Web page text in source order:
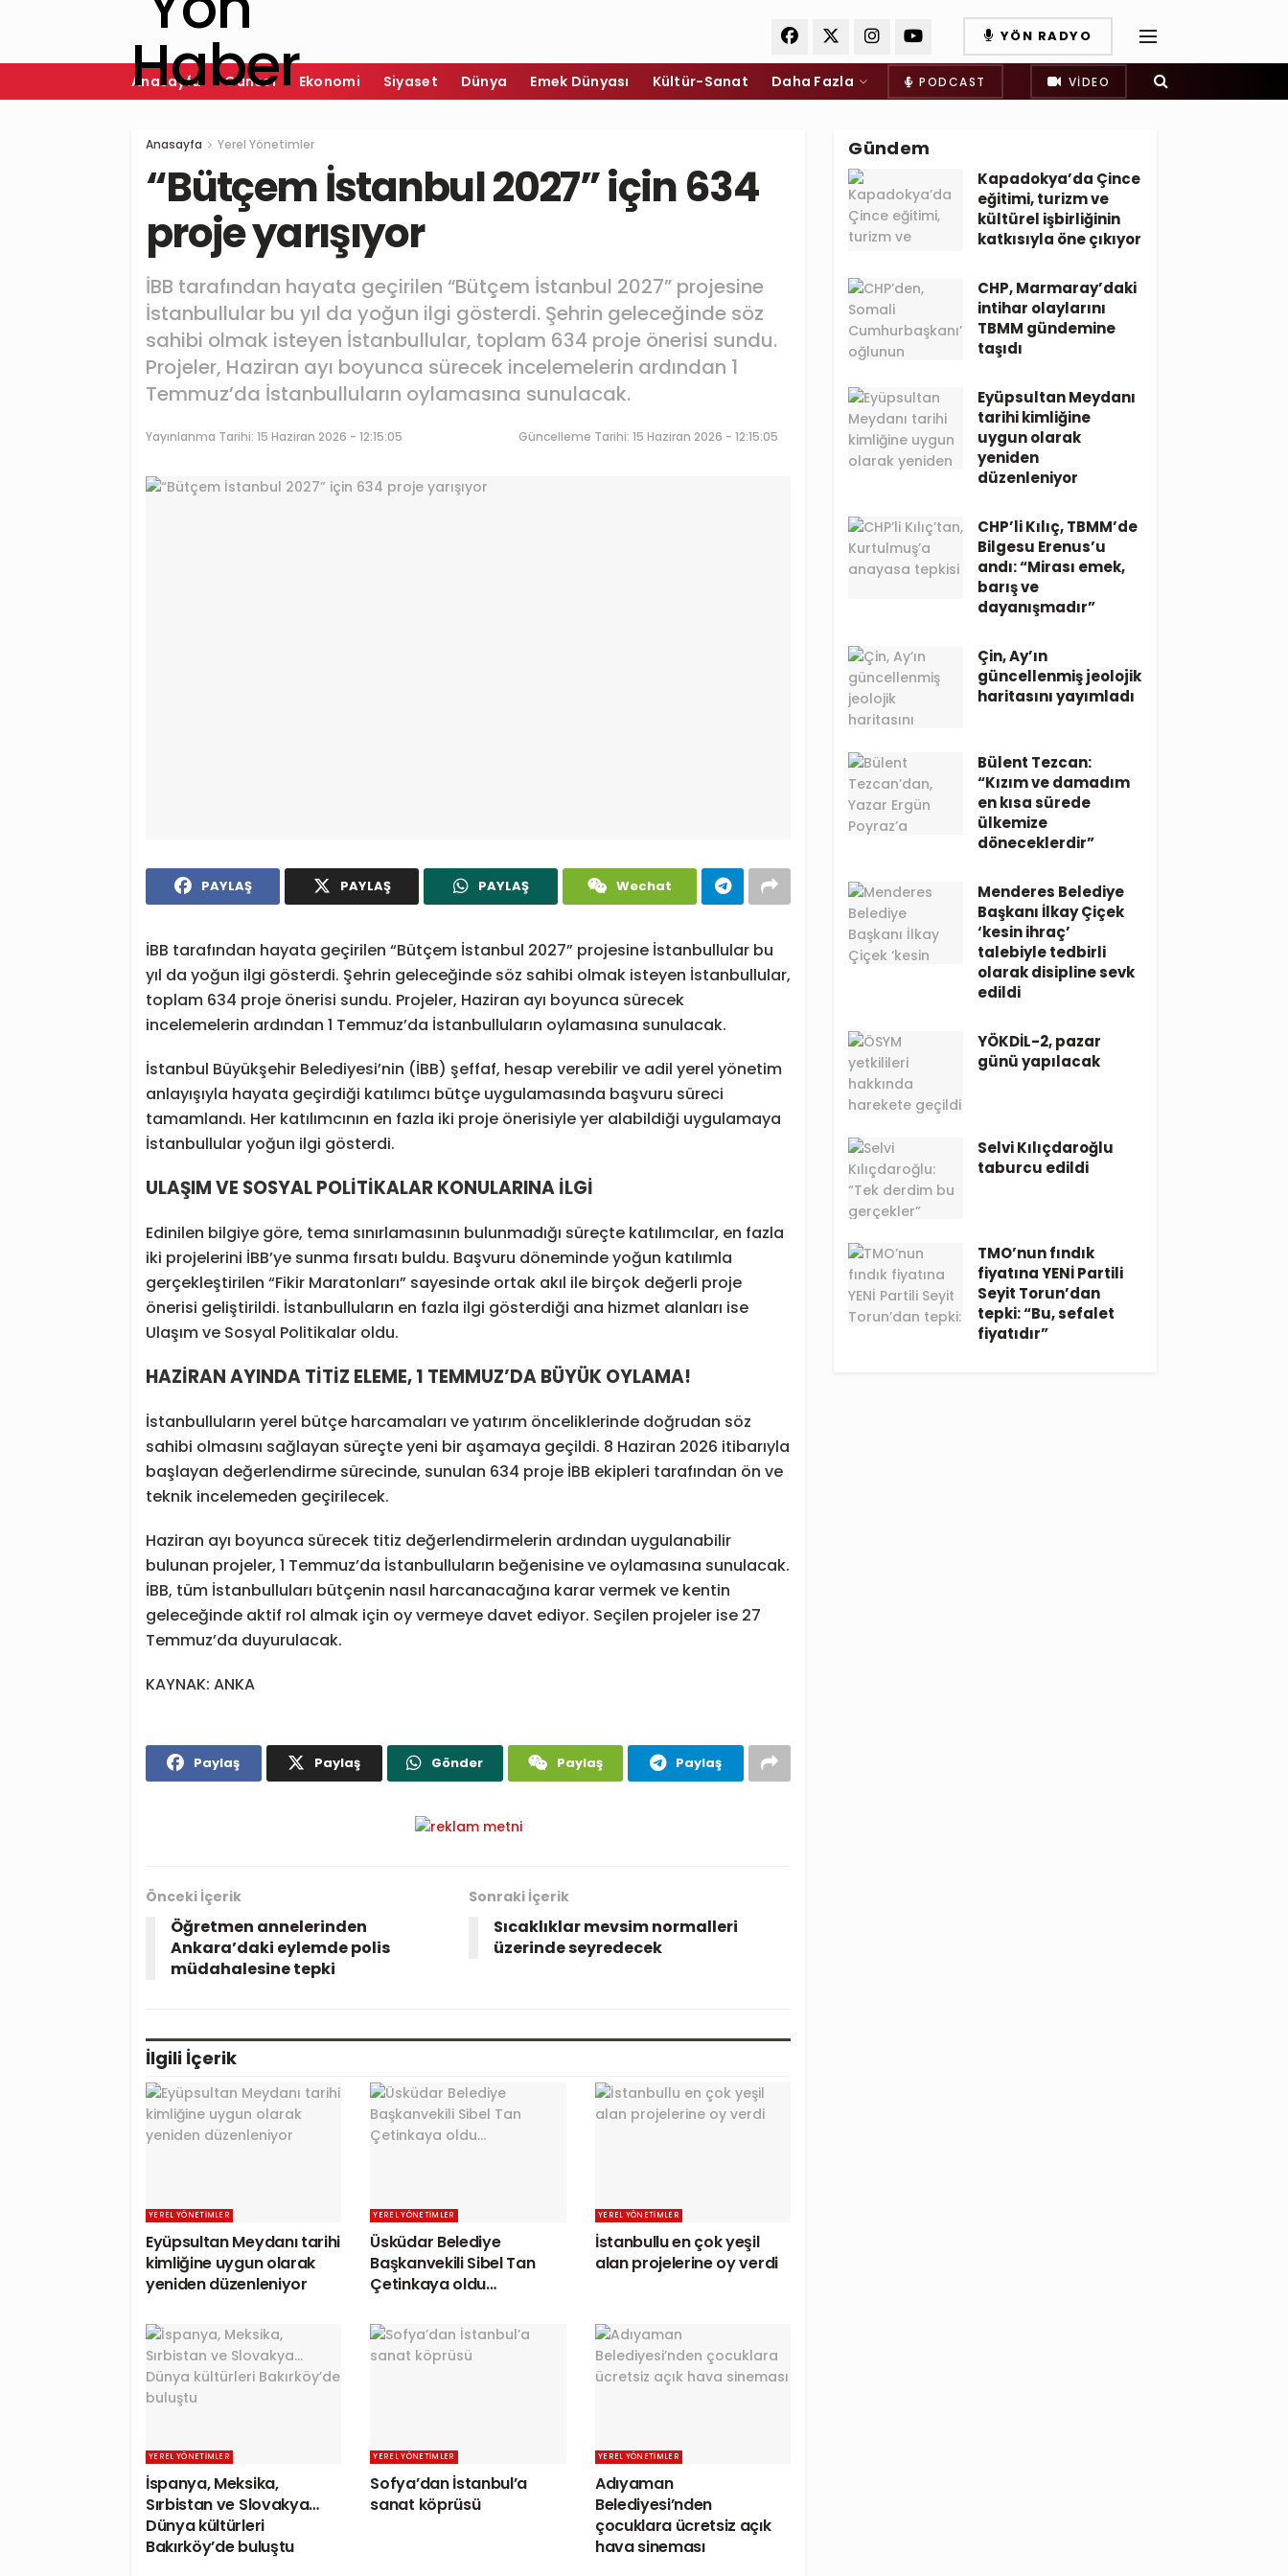
YÖN RADYO
Anasayfa Güncel Ekonomi Siyaset Dünya Emek Dünyası Kültür-Sanat Daha Fazla PODCAST VIDEO
Anasayfa Yerel Yönetimler
“Bütçem İstanbul 2027” için 634
proje yarışıyor
İBB tarafından hayata geçirilen “Bütçem İstanbul 2027” projesine
İstanbullular bu yıl da yoğun ilgi gösterdi. Şehrin geleceğinde söz
sahibi olmak isteyen İstanbullular, toplam 634 proje önerisi sundu.
Projeler, Haziran ayı boyunca sürecek incelemelerin ardından 1
Temmuz’da İstanbulluların oylamasına sunulacak.
Yayınlanma Tarihi: 15 Haziran 2026 - 12:15:05 Güncelleme Tarihi: 15 Haziran 2026 - 12:15:05
PAYLAŞ PAYLAŞ PAYLAŞ Wechat
İBB tarafından hayata geçirilen “Bütçem İstanbul 2027” projesine İstanbullular bu
yıl da yoğun ilgi gösterdi. Şehrin geleceğinde söz sahibi olmak isteyen İstanbullular,
toplam 634 proje önerisi sundu. Projeler, Haziran ayı boyunca sürecek
incelemelerin ardından 1 Temmuz’da İstanbulluların oylamasına sunulacak.
İstanbul Büyükşehir Belediyesi’nin (İBB) şeffaf, hesap verebilir ve adil yerel yönetim
anlayışıyla hayata geçirdiği katılımcı bütçe uygulamasında başvuru süreci
tamamlandı. Her katılımcının en fazla iki proje önerisiyle yer alabildiği uygulamaya
İstanbullular yoğun ilgi gösterdi.
ULAŞIM VE SOSYAL POLİTİKALAR KONULARINA İLGİ
Edinilen bilgiye göre, tema sınırlamasının bulunmadığı süreçte katılımcılar, en fazla
iki projelerini İBB’ye sunma fırsatı buldu. Başvuru döneminde yoğun katılımla
gerçekleştirilen “Fikir Maratonları” sayesinde ortak akıl ile birçok değerli proje
önerisi geliştirildi. İstanbulluların en fazla ilgi gösterdiği ana hizmet alanları ise
Ulaşım ve Sosyal Politikalar oldu.
HAZİRAN AYINDA TİTİZ ELEME, 1 TEMMUZ’DA BÜYÜK OYLAMA!
İstanbulluların yerel bütçe harcamaları ve yatırım önceliklerinde doğrudan söz
sahibi olmasını sağlayan süreçte yeni bir aşamaya geçildi. 8 Haziran 2026 itibarıyla
başlayan değerlendirme sürecinde, sunulan 634 proje İBB ekipleri tarafından ön ve
teknik incelemeden geçirilecek.
Haziran ayı boyunca sürecek titiz değerlendirmelerin ardından uygulanabilir
bulunan projeler, 1 Temmuz’da İstanbulluların beğenisine ve oylamasına sunulacak.
İBB, tüm İstanbulluları bütçenin nasıl harcanacağına karar vermek ve kentin
geleceğinde aktif rol almak için oy vermeye davet ediyor. Seçilen projeler ise 27
Temmuz’da duyurulacak.
KAYNAK: ANKA
Paylaş Paylaş Gönder Paylaş Paylaş
Önceki İçerik
Öğretmen annelerinden
Ankara’daki eylemde polis
müdahalesine tepki
Sonraki İçerik
Sıcaklıklar mevsim normalleri
üzerinde seyredecek
İlgili İçerik
YEREL YÖNETIMLER
Eyüpsultan Meydanı tarihi
kimliğine uygun olarak
yeniden düzenleniyor
YEREL YÖNETIMLER
Üsküdar Belediye
Başkanvekili Sibel Tan
Çetinkaya oldu…
YEREL YÖNETIMLER
İstanbullu en çok yeşil
alan projelerine oy verdi
YEREL YÖNETIMLER
İspanya, Meksika,
Sırbistan ve Slovakya…
Dünya kültürleri
Bakırköy’de buluştu
YEREL YÖNETIMLER
Sofya’dan İstanbul’a
sanat köprüsü
YEREL YÖNETIMLER
Adıyaman
Belediyesi’nden
çocuklara ücretsiz açık
hava sineması
Gündem
Kapadokya’da Çince
eğitimi, turizm ve
kültürel işbirliğinin
katkısıyla öne çıkıyor
CHP, Marmaray’daki
intihar olaylarını
TBMM gündemine
taşıdı
Eyüpsultan Meydanı
tarihi kimliğine
uygun olarak
yeniden
düzenleniyor
CHP’li Kılıç, TBMM’de
Bilgesu Erenus’u
andı: “Mirası emek,
barış ve
dayanışmadır”
Çin, Ay’ın
güncellenmiş jeolojik
haritasını yayımladı
Bülent Tezcan:
“Kızım ve damadım
en kısa sürede
ülkemize
döneceklerdir”
Menderes Belediye
Başkanı İlkay Çiçek
‘kesin ihraç’
talebiyle tedbirli
olarak disipline sevk
edildi
YÖKDİL-2, pazar
günü yapılacak
Selvi Kılıçdaroğlu
taburcu edildi
TMO’nun fındık
fiyatına YENİ Partili
Seyit Torun’dan
tepki: “Bu, sefalet
fiyatıdır”